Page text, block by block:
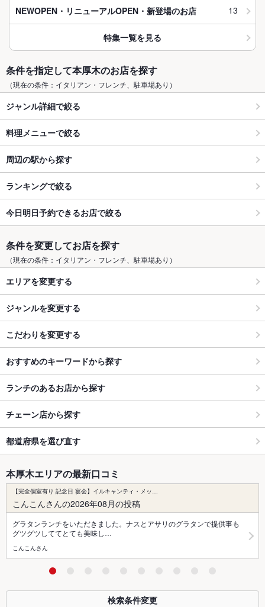
NEWOPEN・リニューアルOPEN・新登場のお店 13
特集一覧を見る
条件を指定して本厚木のお店を探す
（現在の条件：イタリアン・フレンチ、駐車場あり）
ジャンル詳細で絞る
料理メニューで絞る
周辺の駅から探す
ランキングで絞る
今日明日予約できるお店で絞る
条件を変更してお店を探す
（現在の条件：イタリアン・フレンチ、駐車場あり）
エリアを変更する
ジャンルを変更する
こだわりを変更する
おすすめのキーワードから探す
ランチのあるお店から探す
チェーン店から探す
都道府県を選び直す
本厚木エリアの最新口コミ
【完全個室有り 記念日 宴会】イルキャンティ・メッ…
こんこんさんの2026年08月の投稿
グラタンランチをいただきました。ナスとアサリのグラタンで提供事も
グツグツしててとても美味し…
こんこんさん
検索条件変更